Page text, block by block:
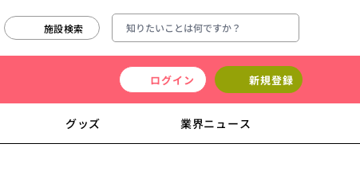
施設検索
ログイン 新規登録
グッズ 業界ニュース